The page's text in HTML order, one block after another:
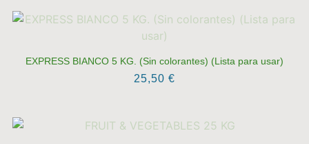
EXPRESS BIANCO 5 KG. (Sin colorantes) (Lista para usar)
25,50 €